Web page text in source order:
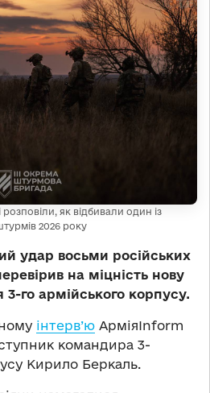
як відбивали один із
2026 року
удар восьми російських
на міцність нову
го армійського корпусу.
інтерв’ю АрміяInform
командира 3-
Кирило Беркаль.